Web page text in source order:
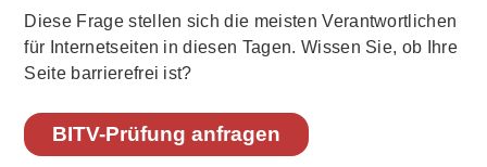
Diese Frage stellen sich die meisten Verantwortlichen
für Internetseiten in diesen Tagen. Wissen Sie, ob Ihre
Seite barrierefrei ist?
BITV-Prüfung anfragen